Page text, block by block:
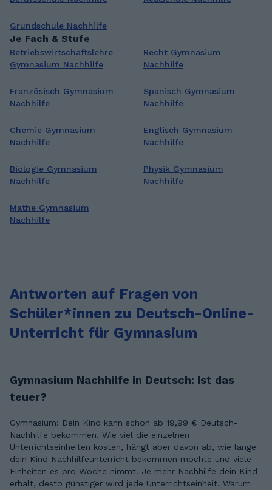
Grundschule Nachhilfe
Je Fach & Stufe
Betriebswirtschaftslehre
Gymnasium Nachhilfe
Recht Gymnasium
Nachhilfe
Französisch Gymnasium
Nachhilfe
Spanisch Gymnasium
Nachhilfe
Chemie Gymnasium
Nachhilfe
Englisch Gymnasium
Nachhilfe
Biologie Gymnasium
Nachhilfe
Physik Gymnasium
Nachhilfe
Mathe Gymnasium
Nachhilfe
Antworten auf Fragen von
Schüler*innen zu Deutsch-Online-
Unterricht für Gymnasium
Gymnasium Nachhilfe in Deutsch: Ist das
teuer?
Gymnasium: Dein Kind kann schon ab 19,99 € Deutsch-
Nachhilfe bekommen. Wie viel die einzelnen
Unterrichtseinheiten kosten, hängt aber davon ab, wie lange
dein Kind Nachhilfeunterricht bekommen möchte und viele
Einheiten es pro Woche nimmt. Je mehr Nachhilfe dein Kind
erhält, desto günstiger wird jede Unterrichtseinheit. Warum